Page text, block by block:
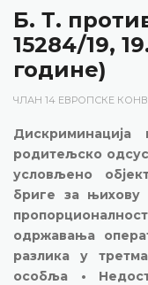
Б. Т.
15284/19,
године)
ЧЛАН 14 ЕВРОПСКЕ
родитељско
условљено
бриге за њихову
одржавања
разлика у
особља •